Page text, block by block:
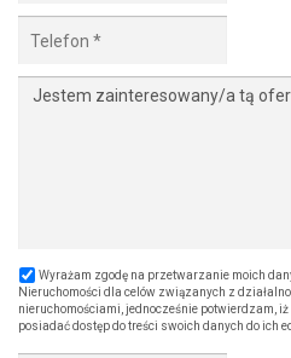
Wyrażam zgodę na przetwarzanie moich
Nieruchomości dla celów związanych z
nieruchomościami, jednocześnie potwierdzam, iż
posiadać dostęp do treści swoich danych do ich